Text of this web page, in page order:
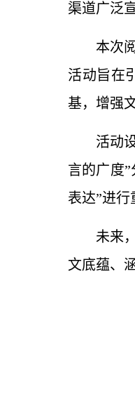
渠道广泛
本次
活动旨在
基，增强
活动
言的广度
表达”进行
未来
文底蕴、